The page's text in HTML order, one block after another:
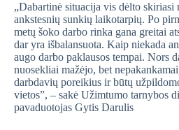
„Dabartinė situacija vis dėlto skiriasi
ankstesnių sunkių laikotarpių. Po
metų šoko darbo rinka gana greitai
dar yra išbalansuota. Kaip niekada
augo darbo paklausos tempai. Nors
nuosekliai mažėjo, bet
darbdavių poreikius ir būtų
vietos”, – sakė Užimtumo tarnybos
pavaduotojas Gytis Darulis